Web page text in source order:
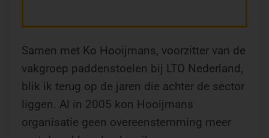
Samen met Ko Hooijmans, voorzitter van de
vakgroep paddenstoelen bij LTO Nederland,
blik ik terug op de jaren die achter de sector
liggen. Al in 2005 kon Hooijmans
organisatie geen overeenstemming meer